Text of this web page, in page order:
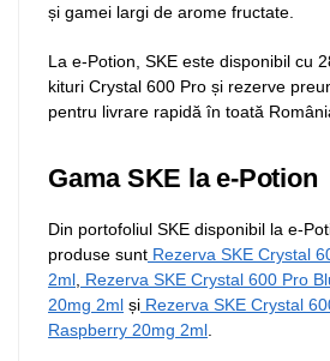
și gamei largi de arome fructate.
La e-Potion, SKE este disponibil cu
kituri Crystal 600 Pro și rezerve
pentru livrare rapidă în toată
Gama SKE la e-Potion
Din portofoliul SKE disponibil la e-
produse sunt Rezerva SKE Crystal
2ml Rezerva SKE Crystal 600 Pro
20mg 2ml și Rezerva SKE Crystal
Raspberry 20mg 2ml